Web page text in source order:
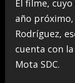
El filme,
año
Rodríguez,
cuenta con
Mota SDC.